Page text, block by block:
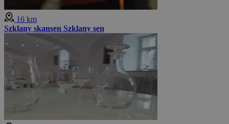
16 km
Szklany skansen Szklany sen